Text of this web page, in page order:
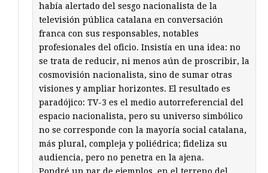
había alertado del sesgo nacionalista de la
televisión pública catalana en conversación
franca con sus responsables, notables
profesionales del oficio. Insistía en una idea: no
se trata de reducir, ni menos aún de proscribir, la
cosmovisión nacionalista, sino de sumar otras
visiones y ampliar horizontes. El resultado es
paradójico: TV-3 es el medio autorreferencial del
espacio nacionalista, pero su universo simbólico
no se corresponde con la mayoría social catalana,
más plural, compleja y poliédrica; fideliza su
audiencia, pero no penetra en la ajena.
Pondré un par de ejemplos, en el terreno del